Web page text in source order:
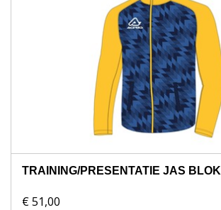
TRAINING/PRESENTATIE JAS BLOK
€ 51,00